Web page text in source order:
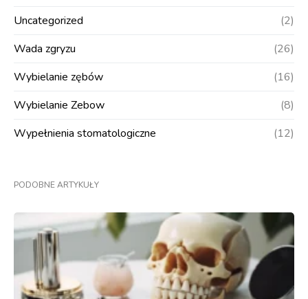
Uncategorized
(2)
Wada zgryzu
(26)
Wybielanie zębów
(16)
Wybielanie Zebow
(8)
Wypełnienia stomatologiczne
(12)
PODOBNE ARTYKUŁY